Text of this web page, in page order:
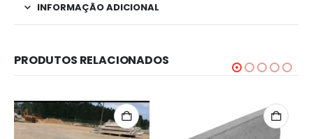
INFORMAÇÃO ADICIONAL
PRODUTOS RELACIONADOS